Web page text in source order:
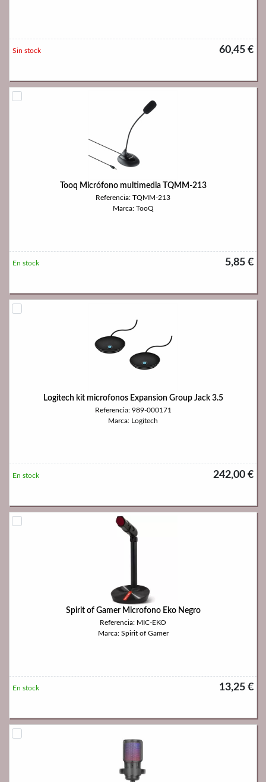
60,45 €
Sin stock
Tooq Micrófono multimedia TQMM-213
Referencia: TQMM-213
Marca: TooQ
5,85 €
En stock
Logitech kit microfonos Expansion Group Jack 3.5
Referencia: 989-000171
Marca: Logitech
242,00 €
En stock
Spirit of Gamer Microfono Eko Negro
Referencia: MIC-EKO
Marca: Spirit of Gamer
13,25 €
En stock